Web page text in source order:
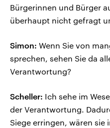
Bürgerinnen und Bürger
überhaupt nicht gefragt
Simon: Wenn Sie von
sprechen, sehen Sie da
Verantwortung?
Scheller: Ich sehe im
der Verantwortung.
Siege erringen, wären sie